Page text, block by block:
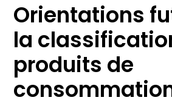
Orientations
la
produits de